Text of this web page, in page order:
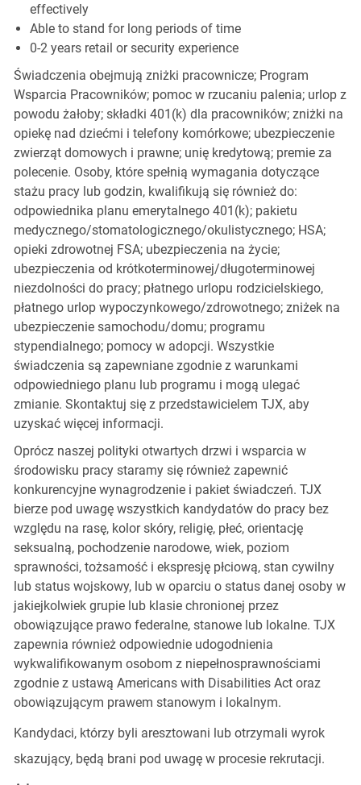
effectively
Able to stand for long periods of time
0-2 years retail or security experience
Świadczenia obejmują zniżki pracownicze; Program
Wsparcia Pracowników; pomoc w rzucaniu palenia; urlop z
powodu żałoby; składki 401(k) dla pracowników; zniżki na
opiekę nad dziećmi i telefony komórkowe; ubezpieczenie
zwierząt domowych i prawne; unię kredytową; premie za
polecenie. Osoby, które spełnią wymagania dotyczące
stażu pracy lub godzin, kwalifikują się również do:
odpowiednika planu emerytalnego 401(k); pakietu
medycznego/stomatologicznego/okulistycznego; HSA;
opieki zdrowotnej FSA; ubezpieczenia na życie;
ubezpieczenia od krótkoterminowej/długoterminowej
niezdolności do pracy; płatnego urlopu rodzicielskiego,
płatnego urlop wypoczynkowego/zdrowotnego; zniżek na
ubezpieczenie samochodu/domu; programu
stypendialnego; pomocy w adopcji. Wszystkie
świadczenia są zapewniane zgodnie z warunkami
odpowiedniego planu lub programu i mogą ulegać
zmianie. Skontaktuj się z przedstawicielem TJX, aby
uzyskać więcej informacji.
Oprócz naszej polityki otwartych drzwi i wsparcia w
środowisku pracy staramy się również zapewnić
konkurencyjne wynagrodzenie i pakiet świadczeń. TJX
bierze pod uwagę wszystkich kandydatów do pracy bez
względu na rasę, kolor skóry, religię, płeć, orientację
seksualną, pochodzenie narodowe, wiek, poziom
sprawności, tożsamość i ekspresję płciową, stan cywilny
lub status wojskowy, lub w oparciu o status danej osoby w
jakiejkolwiek grupie lub klasie chronionej przez
obowiązujące prawo federalne, stanowe lub lokalne. TJX
zapewnia również odpowiednie udogodnienia
wykwalifikowanym osobom z niepełnosprawnościami
zgodnie z ustawą Americans with Disabilities Act oraz
obowiązującym prawem stanowym i lokalnym.
Kandydaci, którzy byli aresztowani lub otrzymali wyrok
skazujący, będą brani pod uwagę w procesie rekrutacji.